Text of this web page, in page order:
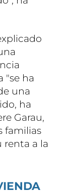
"se ha
una
ha
Garau,
familias
renta a la